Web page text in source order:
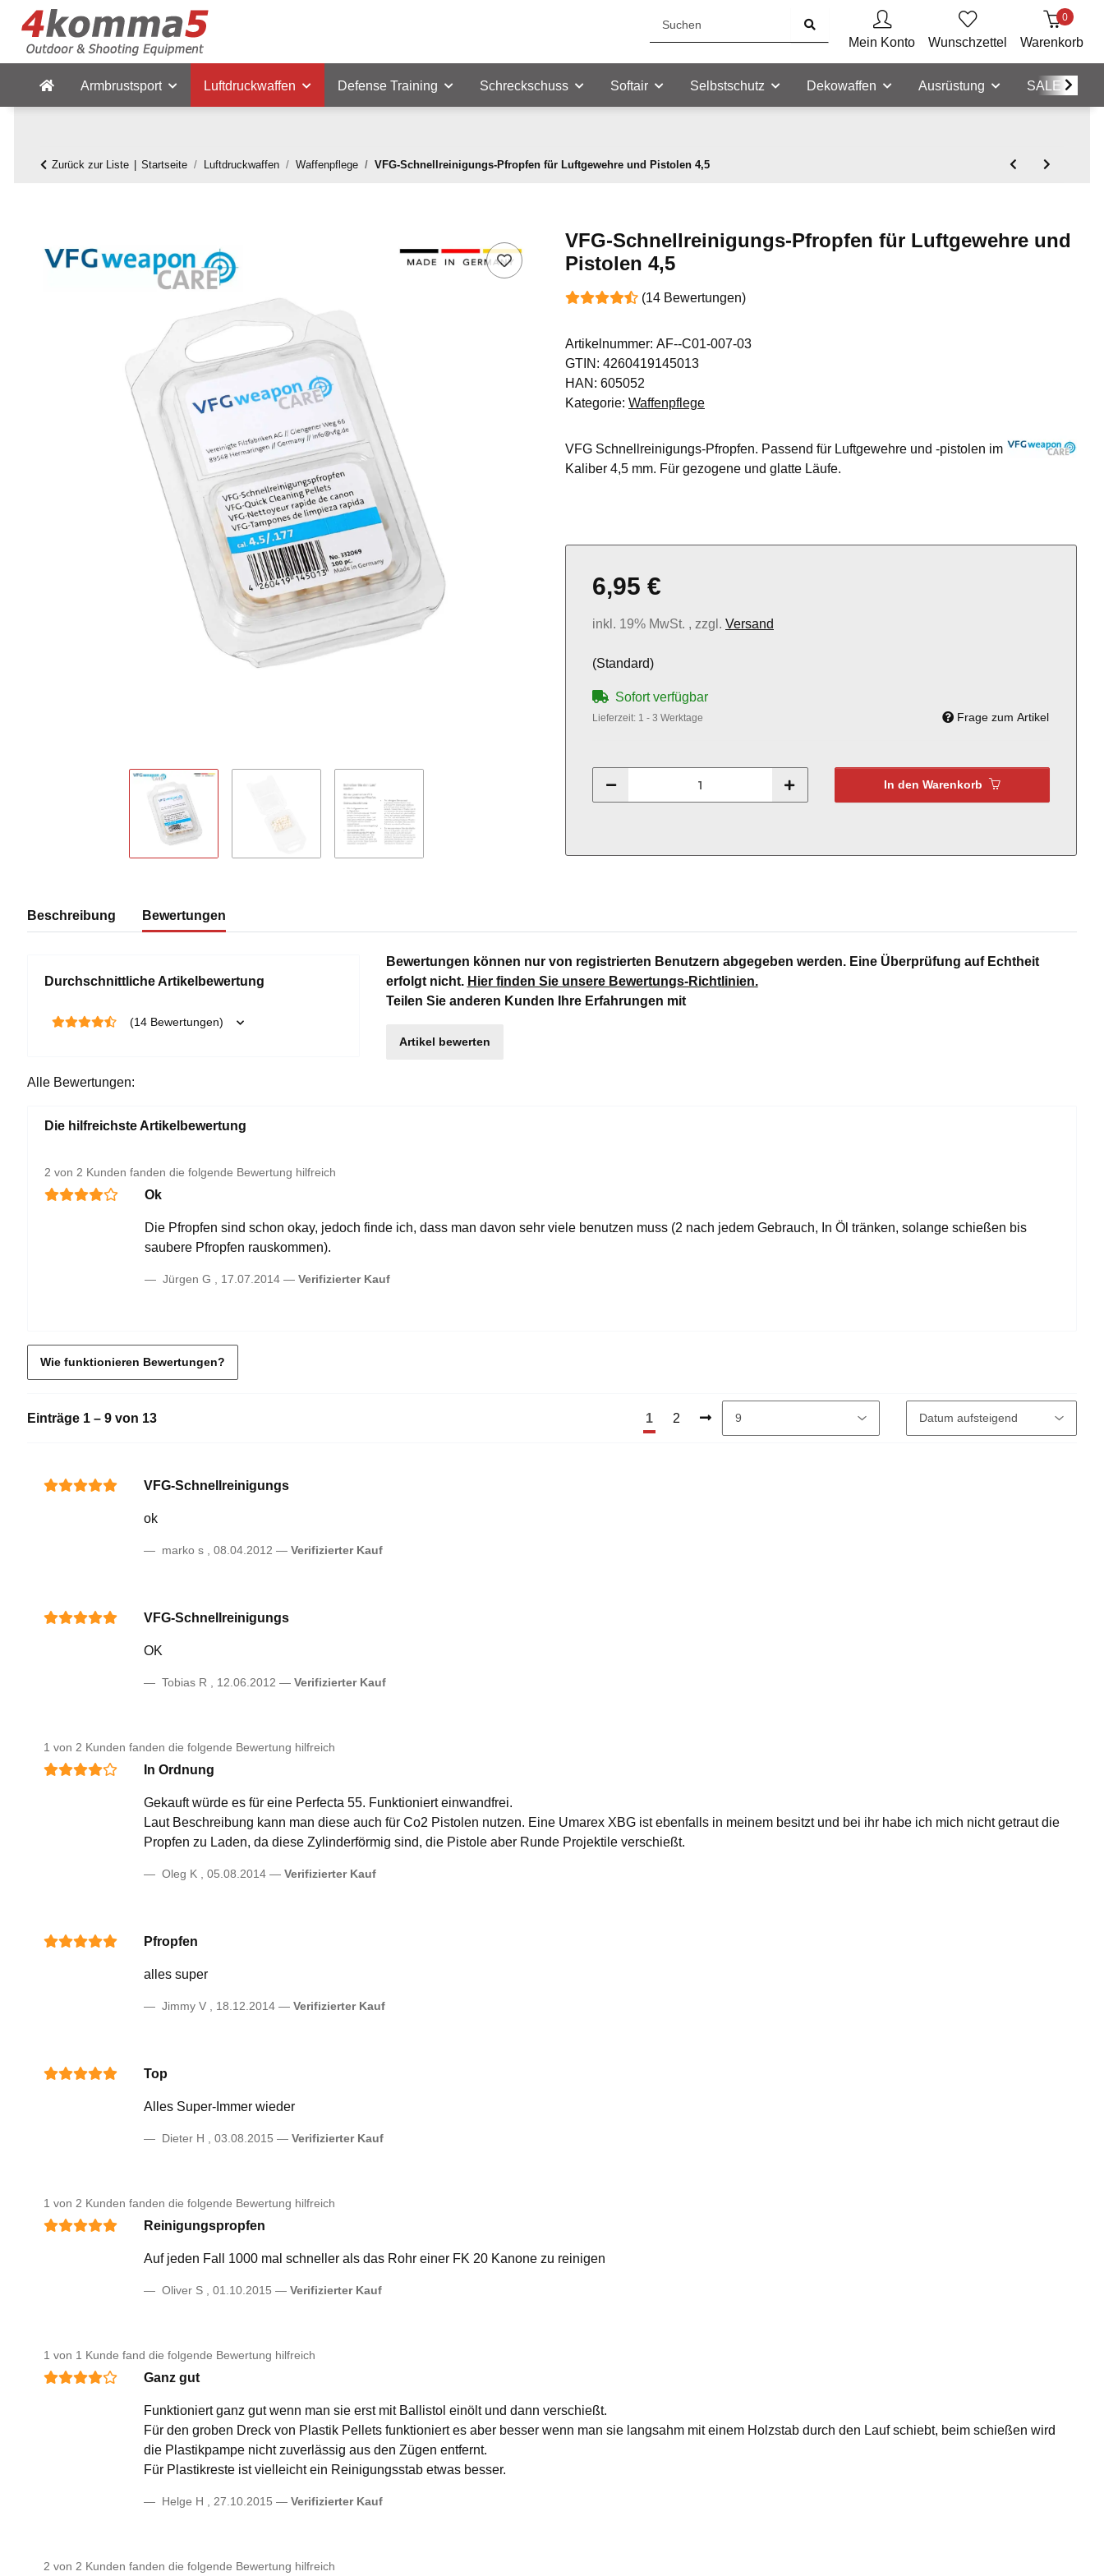
Mein Konto Wunschzettel
0
Warenkorb
Armbrustsport Luftdruckwaffen Defense Training Schreckschuss Softair Selbstschutz Dekowaffen Ausrüstung SALE
Zurück zur Liste Startseite Luftdruckwaffen Waffenpflege VFG-Schnellreinigungs-Pfropfen für Luftgewehre und Pistolen 4,5
VFG-Schnellreinigungs-Pfropfen für Luftgewehre und
Pistolen 4,5
(14 Bewertungen)
Artikelnummer: AF--C01-007-03
GTIN: 4260419145013
HAN: 605052
Kategorie: Waffenpflege
VFG Schnellreinigungs-Pfropfen. Passend für Luftgewehre und -pistolen im
Kaliber 4,5 mm. Für gezogene und glatte Läufe.
6,95 €
inkl. 19% MwSt. , zzgl. Versand
(Standard)
Sofort verfügbar
Lieferzeit: 1 - 3 Werktage Frage zum Artikel
In den Warenkorb
Beschreibung Bewertungen
Durchschnittliche Artikelbewertung
(14 Bewertungen)
Bewertungen können nur von registrierten Benutzern abgegeben werden. Eine Überprüfung auf Echtheit
erfolgt nicht. Hier finden Sie unsere Bewertungs-Richtlinien.
Teilen Sie anderen Kunden Ihre Erfahrungen mit
Artikel bewerten
Alle Bewertungen:
Die hilfreichste Artikelbewertung
2 von 2 Kunden fanden die folgende Bewertung hilfreich
Ok
Die Pfropfen sind schon okay, jedoch finde ich, dass man davon sehr viele benutzen muss (2 nach jedem Gebrauch, In Öl tränken, solange schießen bis
saubere Pfropfen rauskommen).
Jürgen G 17.07.2014 Verifizierter Kauf
Wie funktionieren Bewertungen?
Einträge 1 – 9 von 13 1 2
VFG-Schnellreinigungs
ok
marko s 08.04.2012 Verifizierter Kauf
VFG-Schnellreinigungs
OK
Tobias R 12.06.2012 Verifizierter Kauf
1 von 2 Kunden fanden die folgende Bewertung hilfreich
In Ordnung
Gekauft würde es für eine Perfecta 55. Funktioniert einwandfrei.
Laut Beschreibung kann man diese auch für Co2 Pistolen nutzen. Eine Umarex XBG ist ebenfalls in meinem besitzt und bei ihr habe ich mich nicht getraut die
Propfen zu Laden, da diese Zylinderförmig sind, die Pistole aber Runde Projektile verschießt.
Oleg K 05.08.2014 Verifizierter Kauf
Pfropfen
alles super
Jimmy V 18.12.2014 Verifizierter Kauf
Top
Alles Super-Immer wieder
Dieter H 03.08.2015 Verifizierter Kauf
1 von 2 Kunden fanden die folgende Bewertung hilfreich
Reinigungspropfen
Auf jeden Fall 1000 mal schneller als das Rohr einer FK 20 Kanone zu reinigen
Oliver S 01.10.2015 Verifizierter Kauf
1 von 1 Kunde fand die folgende Bewertung hilfreich
Ganz gut
Funktioniert ganz gut wenn man sie erst mit Ballistol einölt und dann verschießt.
Für den groben Dreck von Plastik Pellets funktioniert es aber besser wenn man sie langsahm mit einem Holzstab durch den Lauf schiebt, beim schießen wird
die Plastikpampe nicht zuverlässig aus den Zügen entfernt.
Für Plastikreste ist vielleicht ein Reinigungsstab etwas besser.
Helge H 27.10.2015 Verifizierter Kauf
2 von 2 Kunden fanden die folgende Bewertung hilfreich